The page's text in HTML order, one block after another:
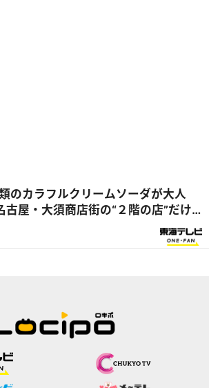
のカラフルクリームソーダが大人
古屋・大須商店街の“２階の店”だけ